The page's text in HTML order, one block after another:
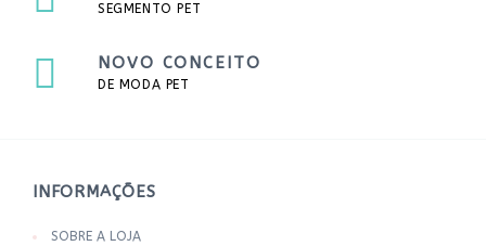
SEGMENTO PET
NOVO CONCEITO
DE MODA PET
INFORMAÇÕES
SOBRE A LOJA